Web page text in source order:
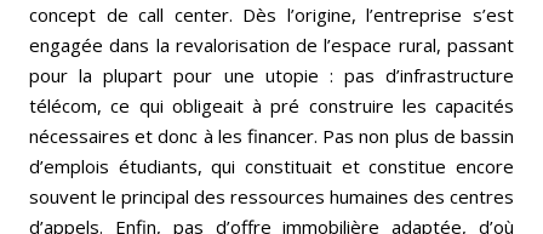
concept de call center. Dès l’origine, l’entreprise s’est
engagée dans la revalorisation de l’espace rural, passant
pour la plupart pour une utopie : pas d’infrastructure
télécom, ce qui obligeait à pré construire les capacités
nécessaires et donc à les financer. Pas non plus de bassin
d’emplois étudiants, qui constituait et constitue encore
souvent le principal des ressources humaines des centres
d’appels. Enfin, pas d’offre immobilière adaptée, d’où